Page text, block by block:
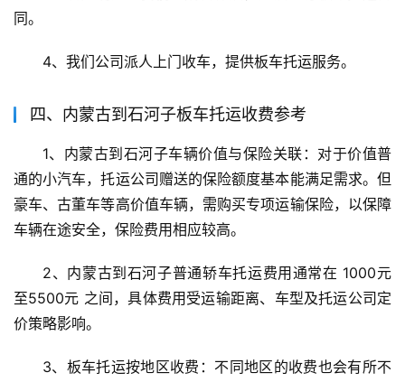
同。
4、我们公司派人上门收车，提供板车托运服务。
四、内蒙古到石河子板车托运收费参考
1、内蒙古到石河子车辆价值与保险关联：对于价值普
通的小汽车，托运公司赠送的保险额度基本能满足需求。但
豪车、古董车等高价值车辆，需购买专项运输保险，以保障
车辆在途安全，保险费用相应较高。
2、内蒙古到石河子普通轿车托运费用通常在 1000元
至5500元 之间，具体费用受运输距离、车型及托运公司定
价策略影响。
3、板车托运按地区收费：不同地区的收费也会有所不